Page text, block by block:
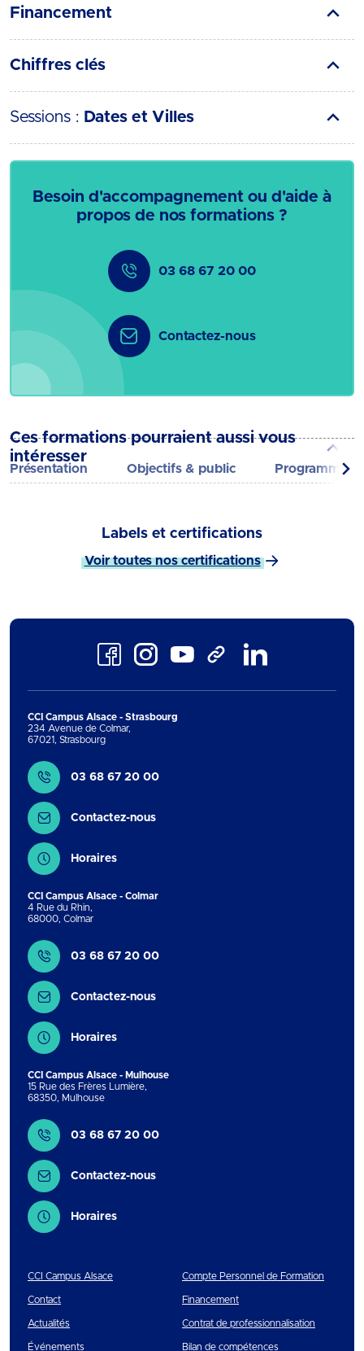
Présentation Objectifs & public Programme
Financement
Chiffres clés
Sessions : Dates et Villes
Besoin d'accompagnement ou d'aide à
propos de nos formations ?
03 68 67 20 00
Contactez-nous
Ces formations pourraient aussi vous
intéresser
Labels et certifications
Voir toutes nos certifications
FacebookInstagramYoutube TikTok
CCI Campus Alsace - Strasbourg
234 Avenue de Colmar,
67021, Strasbourg
Contact
03 68 67 20 00
Contactez-nous
Horaires
CCI Campus Alsace - Colmar
4 Rue du Rhin,
68000, Colmar
Contact
03 68 67 20 00
Contactez-nous
Horaires
CCI Campus Alsace - Mulhouse
15 Rue des Frères Lumière,
68350, Mulhouse
Contact
03 68 67 20 00
Contactez-nous
Horaires
CCI Campus Alsace
Contact
Actualités
Événements
Compte Personnel de Formation
Financement
Contrat de professionnalisation
Bilan de compétences